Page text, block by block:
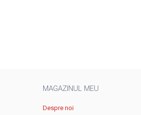
MAGAZINUL MEU
Despre noi